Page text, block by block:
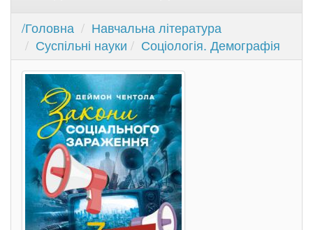
/Головна
Навчальна література
Суспільні науки
Соціологія. Демографія